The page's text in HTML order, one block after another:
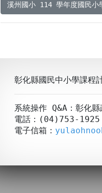
溪州國小 114 學年度國民小
彰化縣國民中小學課程
系統操作 Q&A：彰化
電話：(04)753-1925
電子信箱：